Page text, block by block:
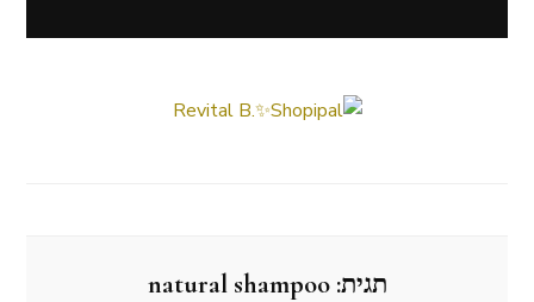
תגית:natural shampoo